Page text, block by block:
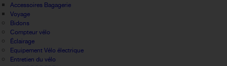
Accessoires Bagagerie
Voyage
Bidons
Compteur vélo
Éclairage
Equipement Vélo électrique
Entretien du vélo